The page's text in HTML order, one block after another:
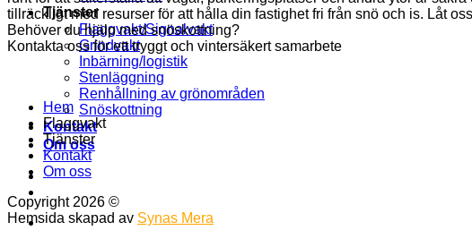
Tjänster
Flaggvakt/Signalvakt
Grindvakt
Inbärning/logistik
Stenläggning
Renhållning av grönområden
Snöskottning
Kontakt
Om oss
tillräckligt med resurser för att hålla din fastighet fri från snö och is. Låt
Behöver du hjälp med snöskottning?
Kontakta oss för ett tryggt och vintersäkert samarbete
Hem
Flaggvakt
Tjänster
Kontakt
Om oss
Copyright 2026 ©
Hemsida skapad av Synas Mera